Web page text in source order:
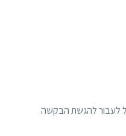
לעבור להגשת הבקשה